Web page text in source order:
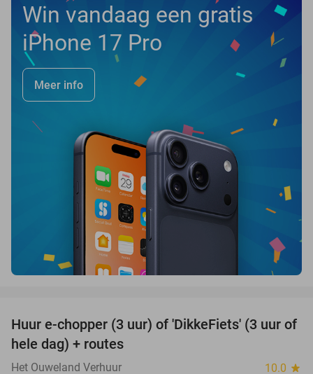
Win vandaag een gratis
iPhone 17 Pro
Meer info
50%
Huur e-chopper (3 uur) of 'DikkeFiets' (3 uur of
hele dag) + routes
Het Ouweland Verhuur 10.0 star